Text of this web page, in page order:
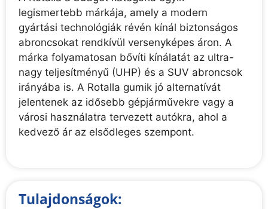
legismertebb márkája, amely a modern
gyártási technológiák révén kínál biztonságos
abroncsokat rendkívül versenyképes áron. A
márka folyamatosan bővíti kínálatát az ultra-
nagy teljesítményű (UHP) és a SUV abroncsok
irányába is. A Rotalla gumik jó alternatívát
jelentenek az idősebb gépjárművekre vagy a
városi használatra tervezett autókra, ahol a
kedvező ár az elsődleges szempont.
Tulajdonságok: